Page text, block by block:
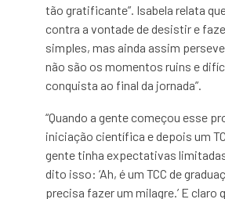
tão gratificante”. Isabela relata
contra a vontade de desistir e
simples, mas ainda assim
não são os momentos ruins e
conquista ao final da jornada”.
“Quando a gente começou esse
iniciação científica e depois um
gente tinha expectativas
dito isso: ‘Ah, é um TCC de
precisa fazer um milagre.’ E claro